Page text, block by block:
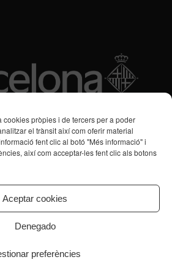
pròpies i de tercers per a poder
el trànsit així com oferir material
fent clic al botó "Més informació" i
així com acceptar-les fent clic als botons
Aceptar cookies
Denegado
preferències
Respir Familiar